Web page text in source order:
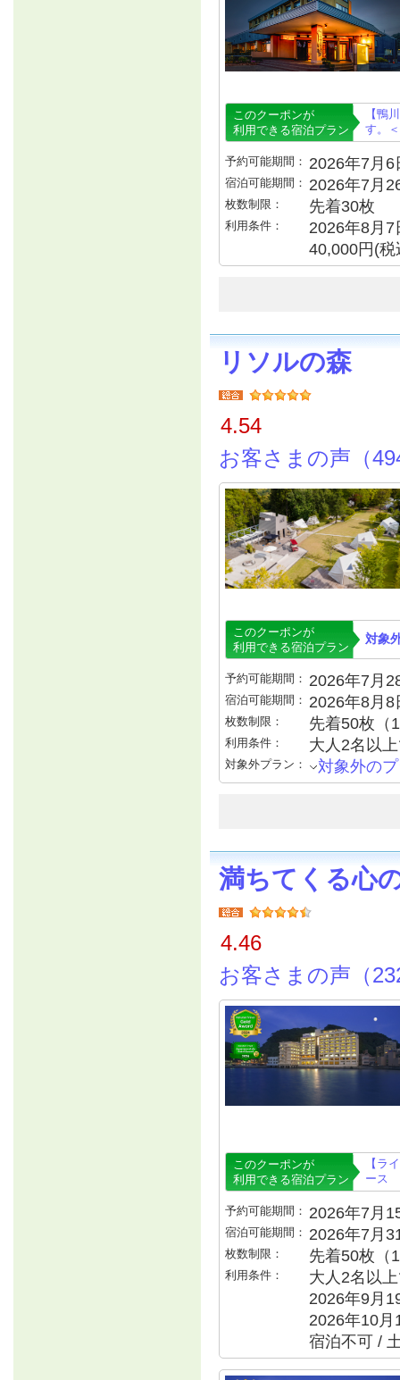
このクーポンが
利用できる宿泊プラン
【鴨
す。
予約可能期間： 2026年7月
宿泊可能期間： 2026年7月
枚数制限： 先着30枚
利用条件：
2026年8月
40,000円(
リソルの森
4.54
お客さまの声（
このクーポンが
利用できる宿泊プラン
対象
予約可能期間： 2026年7月
宿泊可能期間： 2026年8月
枚数制限： 先着50枚（
利用条件： 大人2名以
対象外プラン： 対象外の
満ちてくる心
4.46
お客さまの声（
このクーポンが
利用できる宿泊プラン
【ラ
ース
予約可能期間： 2026年7月
宿泊可能期間： 2026年7月
枚数制限： 先着50枚（
利用条件：
大人2名以
2026年9月
2026年10
宿泊不可 /